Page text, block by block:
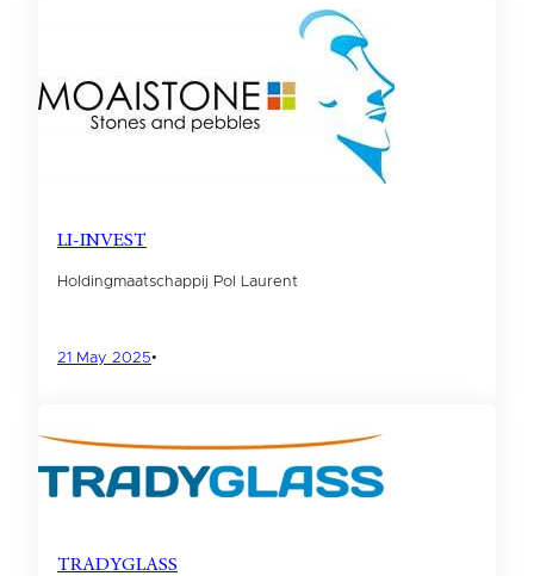
LI-INVEST
Holdingmaatschappij Pol Laurent
21 May 2025•
TRADYGLASS